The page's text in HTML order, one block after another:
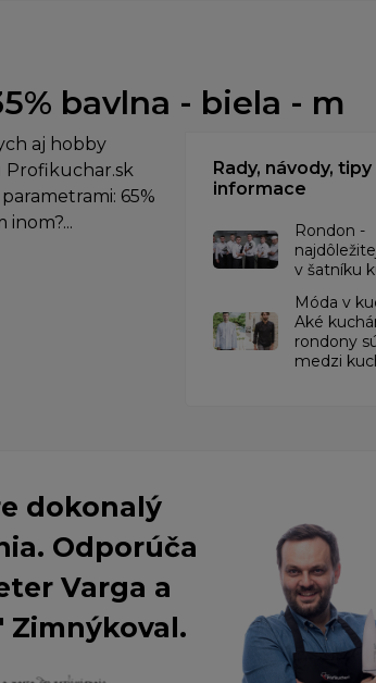
bavlna - biela - m
aj hobby
Profikuchar.sk
65%
inom?...
Rady, návody, tipy
informace
Rondon -
v šatníku
​Móda v
Aké
rondony
medzi
dokonalý
Odporúča
Varga a
Zimnýkoval.